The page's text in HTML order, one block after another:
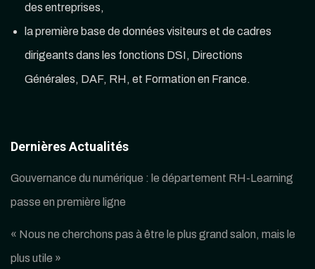
des entreprises,
la première base de données visiteurs et de cadres
dirigeants dans les fonctions DSI, Directions
Générales, DAF, RH, et Formation en France.
Dernières Actualités
Gouvernance du numérique : le département RH-Learning
passe en première ligne
« Nous ne cherchons pas à être le plus grand salon, mais le
plus utile »